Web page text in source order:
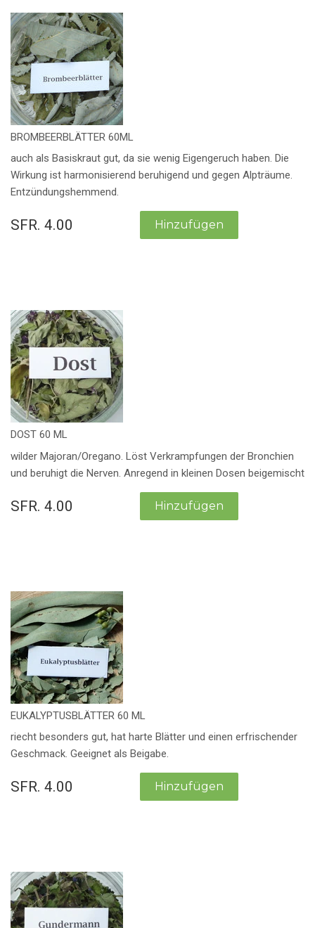
BROMBEERBLÄTTER 60ML
auch als Basiskraut gut, da sie wenig Eigengeruch haben. Die
Wirkung ist harmonisierend beruhigend und gegen Alpträume.
Entzündungshemmend.
SFR. 4.00
DOST 60 ML
wilder Majoran/Oregano. Löst Verkrampfungen der Bronchien
und beruhigt die Nerven. Anregend in kleinen Dosen beigemischt
SFR. 4.00
EUKALYPTUSBLÄTTER 60 ML
riecht besonders gut, hat harte Blätter und einen erfrischender
Geschmack. Geeignet als Beigabe.
SFR. 4.00